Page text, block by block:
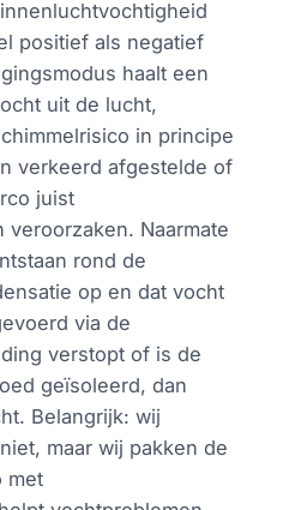
positief als negatief
haalt een
uit de lucht,
in principe
verkeerd afgestelde of
juist
Naarmate
rond de
op en dat vocht
via de
verstopt of is de
geïsoleerd, dan
Belangrijk: wij
maar wij pakken de
met